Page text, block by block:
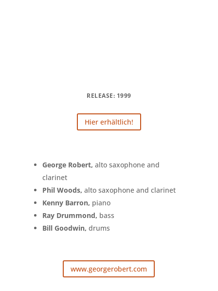
RELEASE: 1999
Hier erhältlich!
George Robert, alto saxophone and
clarinet
Phil Woods, alto saxophone and clarinet
Kenny Barron, piano
Ray Drummond, bass
Bill Goodwin, drums
www.georgerobert.com